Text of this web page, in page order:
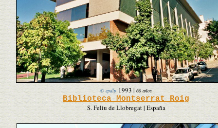
© epdlp 1993| 60 años
Biblioteca Montserrat Roig
S. Feliu de Llobregat | España